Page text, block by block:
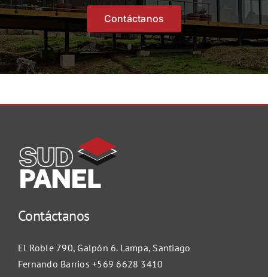
Contáctanos
Contáctanos
El Roble 790, Galpón 6. Lampa, Santiago
Fernando Barrios+569 6628 3410